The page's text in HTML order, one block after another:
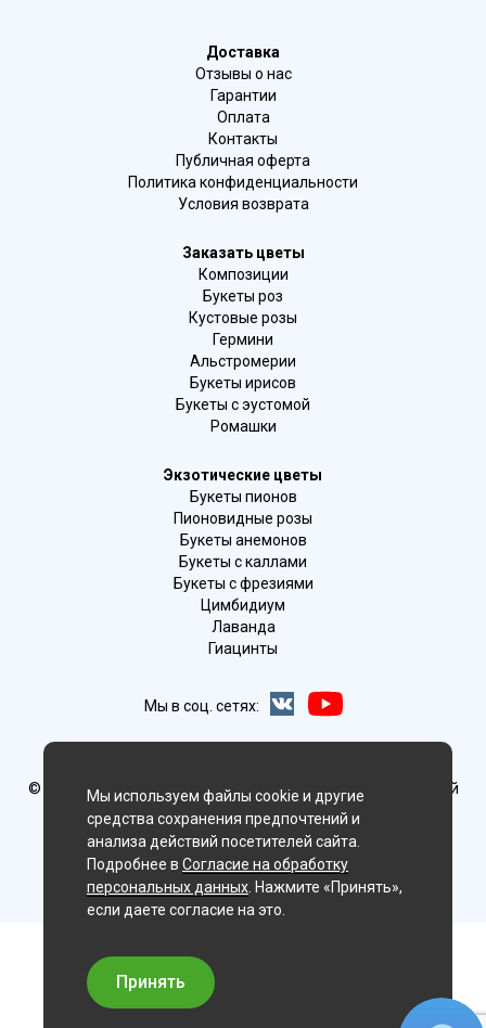
Доставка
Отзывы о нас
Гарантии
Оплата
Контакты
Публичная оферта
Политика конфиденциальности
Условия возврата
Заказать цветы
Композиции
Букеты роз
Кустовые розы
Гермини
Альстромерии
Букеты ирисов
Букеты с эустомой
Ромашки
Экзотические цветы
Букеты пионов
Пионовидные розы
Букеты анемонов
Букеты с каллами
Букеты с фрезиями
Цимбидиум
Лаванда
Гиацинты
Мы в соц. сетях:
© Delaflor - доставка цветов, 2012-2026
ИП Рыжков Евгений
Вячеславович
ИНН 540409481687 ОГРН 325547600130383
Мы используем файлы cookie и другие
средства сохранения предпочтений и
анализа действий посетителей сайта.
Подробнее в Согласие на обработку
персональных данных . Нажмите «Принять»,
если даете согласие на это.
Принять